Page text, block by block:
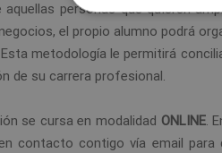
aquellas personas que quieren
el propio alumno podrá
metodología le permitirá
de su carrera profesional.
se cursa en modalidad ONLINE.
contacto contigo vía email para